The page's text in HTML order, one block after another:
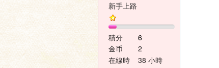
新手上路
積分
6
金币
2
在線時
38 小時